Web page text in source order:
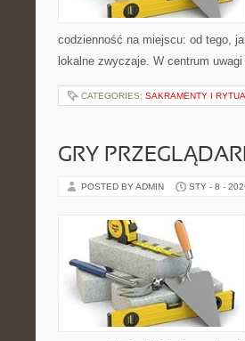
codzienność na miejscu: od tego,
lokalne zwyczaje. W centrum
CATEGORIES: SAKRAMENTY I
GRY
POSTED BY ADMIN STY - 8 -